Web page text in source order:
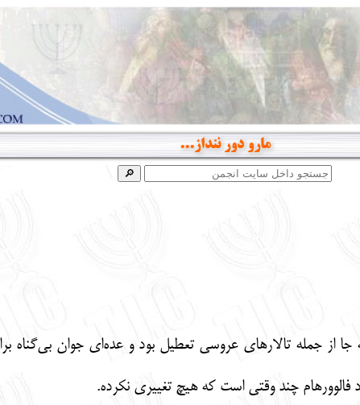
مارو دور ننداز...
از جمله تالارهای عروسی تعطیل بود و عده‌ای جوان بی‌گناه
چند وقتی است که هیچ تغییری نکرده.